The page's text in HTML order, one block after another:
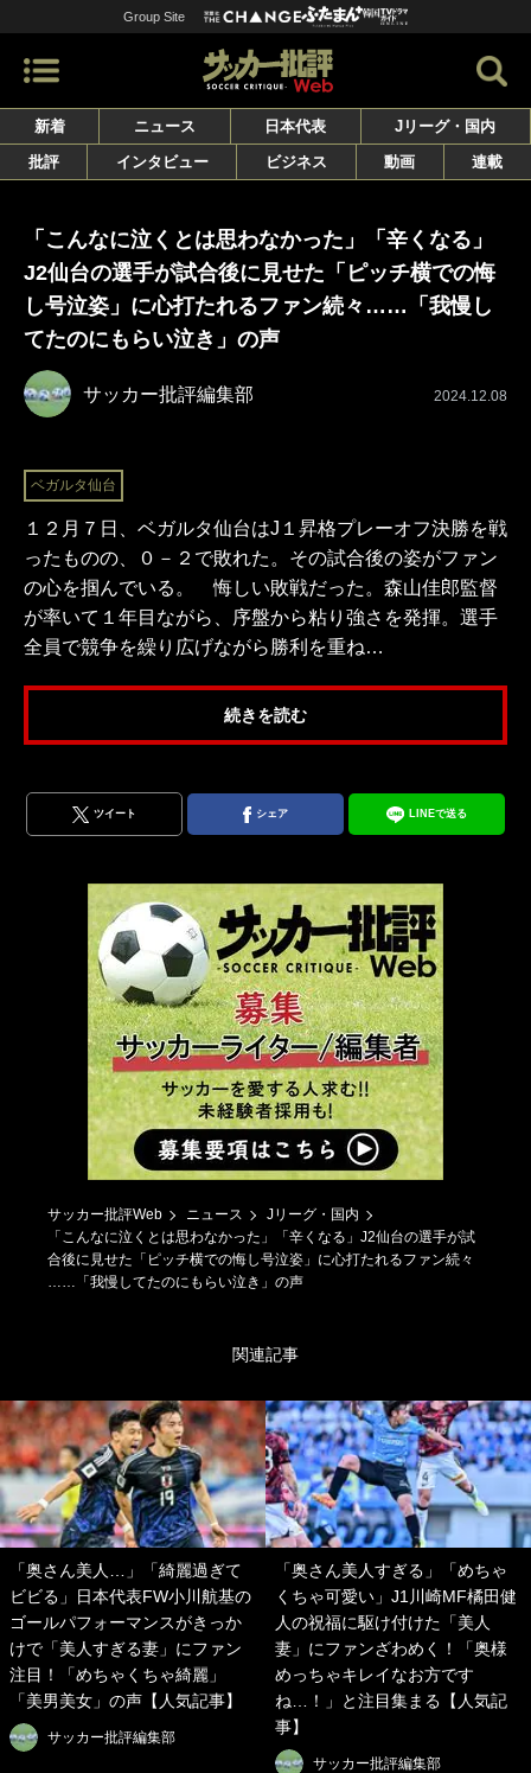
Group Site
新着 ニュース 日本代表
Jリーグ・国内
批評
インタビュー ビジネス 動画 連載
「こんなに泣くとは思わなかった」「辛くなる」
J2仙台の選手が試合後に見せた「ピッチ横での悔
し号泣姿」に心打たれるファン続々……「我慢し
てたのにもらい泣き」の声
サッカー批評編集部 2024.12.08
ベガルタ仙台
１２月７日、ベガルタ仙台はJ１昇格プレーオフ決勝を戦
ったものの、０－２で敗れた。その試合後の姿がファン
の心を掴んでいる。 悔しい敗戦だった。森山佳郎監督
が率いて１年目ながら、序盤から粘り強さを発揮。選手
全員で競争を繰り広げながら勝利を重ね…
続きを読む
ツイート シェア LINEで送る
サッカー批評Web ニュース
Jリーグ・国内
「こんなに泣くとは思わなかった」「辛くなる」J2仙台の選手が試
合後に見せた「ピッチ横での悔し号泣姿」に心打たれるファン続々
……「我慢してたのにもらい泣き」の声
関連記事
「奥さん美人…」「綺麗過ぎて
ビビる」日本代表FW小川航基の
ゴールパフォーマンスがきっか
けで「美人すぎる妻」にファン
注目！「めちゃくちゃ綺麗」
「美男美女」の声【人気記事】
サッカー批評編集部
「奥さん美人すぎる」「めちゃ
くちゃ可愛い」J1川崎MF橘田健
人の祝福に駆け付けた「美人
妻」にファンざわめく！「奥様
めっちゃキレイなお方です
ね…！」と注目集まる【人気記
事】
サッカー批評編集部